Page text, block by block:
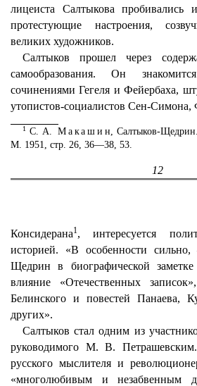
лицеиста Салтыкова пробивались
протестующие настроения,
великих художников.
Салтыков прошел через
самообразования. Он
сочинениями Гегеля и Фейербаха,
утопистов-социалистов Сен-Симона,
1С. А. Макашин , Салтыков-
М. 1951, стр. 26, 36—38, 53.
12
Консидерана1, интересуется
историей. «В особенности
Щедрин в биографической
влияние «Отечественных
Белинского и повестей Панаева,
других».
Салтыков стал одним из
руководимого М. В. Петрашевским.
русского мыслителя и
«многолюбивым и незабвенным